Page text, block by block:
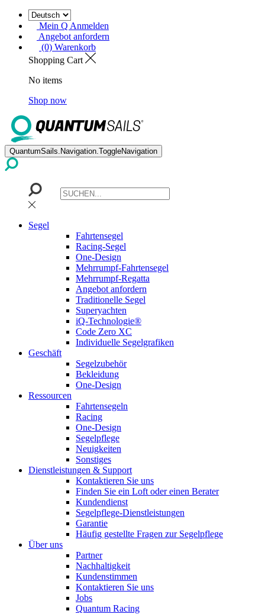
Mein Q Anmelden
Angebot anfordern
(0) Warenkorb
Shopping Cart
No items
Shop now
QuantumSails.Navigation.ToggleNavigation
Segel
Fahrtensegel
Racing-Segel
One-Design
Mehrrumpf-Fahrtensegel
Mehrrumpf-Regatta
Angebot anfordern
Traditionelle Segel
Superyachten
iQ-Technologie®
Code Zero XC
Individuelle Segelgrafiken
Geschäft
Segelzubehör
Bekleidung
One-Design
Ressourcen
Fahrtensegeln
Racing
One-Design
Segelpflege
Neuigkeiten
Sonstiges
Dienstleistungen & Support
Kontaktieren Sie uns
Finden Sie ein Loft oder einen Berater
Kundendienst
Segelpflege-Dienstleistungen
Garantie
Häufig gestellte Fragen zur Segelpflege
Über uns
Partner
Nachhaltigkeit
Kundenstimmen
Kontaktieren Sie uns
Jobs
Quantum Racing